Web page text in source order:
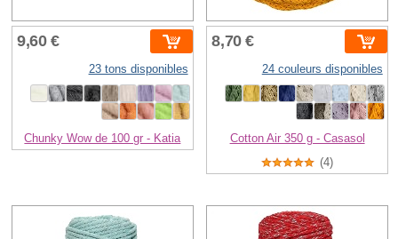
9,60 €
23 tons disponibles
Chunky Wow de 100 gr - Katia
8,70 €
24 couleurs disponibles
Cotton Air 350 g - Casasol
(4)